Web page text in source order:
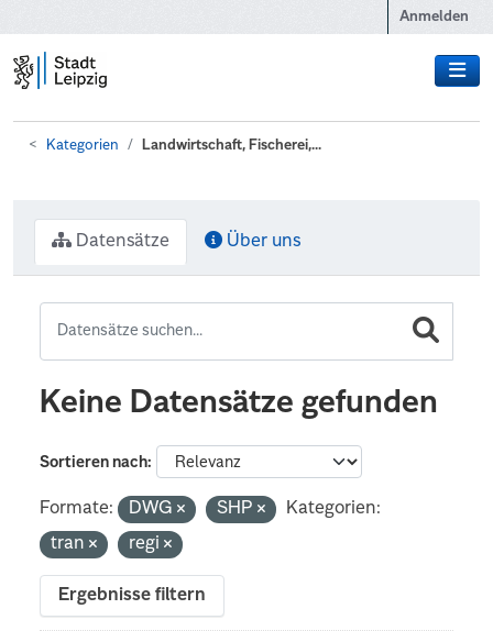
Anmelden
Kategorien Landwirtschaft, Fischerei,...
Datensätze Über uns
Keine Datensätze gefunden
Sortieren nach
Formate: DWG SHP
Kategorien:
tran
regi
Ergebnisse filtern